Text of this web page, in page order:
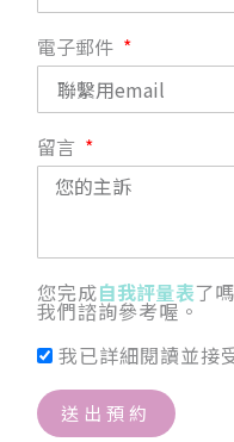
電子郵件
留言
您完成自我評量表了
我們諮詢參考喔。
我已詳細閱讀並接
送出預約